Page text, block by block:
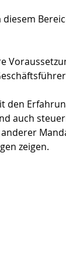
den
auch
zeigen.